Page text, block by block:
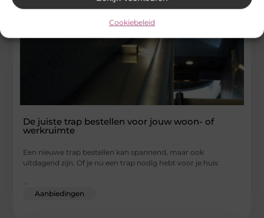
Cookiebeleid
De juiste trap bestellen voor jouw woon- of
werkruimte
Een nieuwe trap bestellen kan spannend, maar ook
uitdagend zijn. Of je nu een trap nodig hebt voor je huis
...
Aanbiedingen